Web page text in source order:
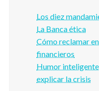
Los diez
La Banca ética
Cómo reclamar
financieros
Humor
explicar la crisis